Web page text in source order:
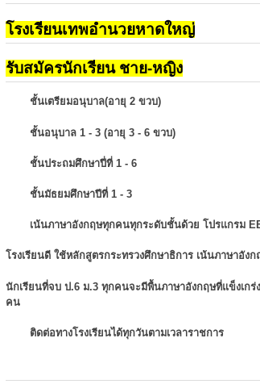
โรงเรียนเทพอำนวยหาดใหญ่
รับสมัครนักเรียน ชาย-หญิง
ชั้นเตรียมอนุบาล(อายุ 2 ขวบ)
ชั้นอนุบาล 1 - 3 (อายุ 3 - 6 ขวบ)
ชั้นประถมศึกษาปี่ที่ 1 - 6
ชั้นมัธยมศึกษาปีที่ 1 - 3
เน้นภาษาอังกฤษทุกคนทุกระดับชั้นด้วย โปรแกรม
โรงเรียนดี ใช้หลักสูตรกระทรวงศึกษาธิการ เน้นภาษาอังก
นักเรียนที่จบ ป.6 ม.3 ทุกคนจะมีพื้นภาษาอังกฤษที่แข็งเกร่
คน
ติดต่อทางโรงเรียนได้ทุกวันตามเวลาราชการ